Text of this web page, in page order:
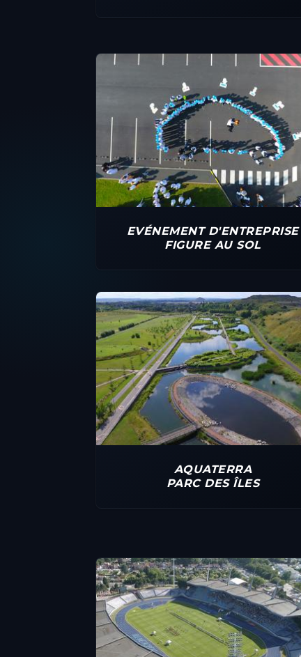
EVÉNEMENT D'ENTREPRISE
FIGURE AU SOL
AQUATERRA
PARC DES ÎLES